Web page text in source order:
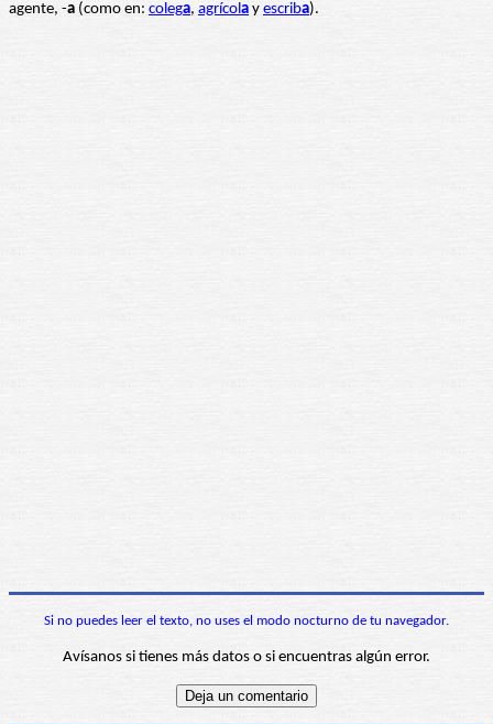
agente, -a (como en: colega, agrícola y escriba).
Si no puedes leer el texto, no uses el modo nocturno de tu navegador.
Avísanos si tienes más datos o si encuentras algún error.